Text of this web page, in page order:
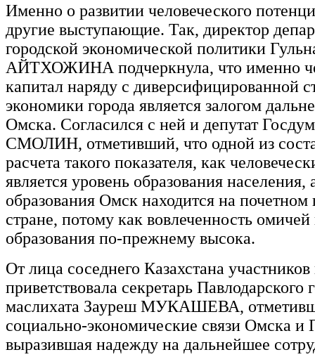
Именно о развитии человеческого
другие выступающие. Так, директор
городской экономической политики
АЙТХОЖИНА подчеркнула, что именно
капитал наряду с диверсифицированной
экономики города является залогом
Омска. Согласился с ней и депутат
СМОЛИН, отметивший, что одной из
расчета такого показателя, как
является уровень образования
образования Омск находится на почетном
стране, потому как вовлеченность
образования по-прежнему высока.
От лица соседнего Казахстана
приветствовала секретарь Павлодарского
маслихата Зауреш МУКАШЕВА,
социально-экономические связи Омска и
выразившая надежду на дальнейшее